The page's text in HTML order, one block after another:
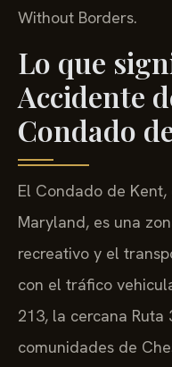
Without Borders.
Lo que
Accidente
Condado
El Condado de
Maryland, es una
recreativo y el
con el tráfico
213, la cercana
comunidades de